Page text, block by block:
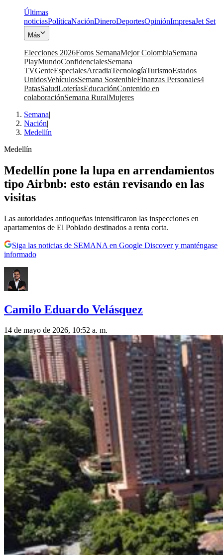
Últimas
noticiasPolíticaNaciónDineroDeportesOpiniónImpresaJet Set
Más
Elecciones 2026Foros SemanaMejor ColombiaSemana
PlayMundoConfidencialesSemana
TVGenteEspecialesArcadiaTecnologíaTurismoEstados
UnidosVehículosSemana SostenibleFinanzas Personales4
PatasSaludLoteríasEducaciónContenido en
colaboraciónSemana RuralMujeres
Semana|
Nación|
Medellín
Medellín
Medellín pone la lupa en arrendamientos
tipo Airbnb: esto están revisando en las
visitas
Las autoridades antioqueñas intensificaron las inspecciones en
apartamentos de El Poblado destinados a renta corta.
Siga las noticias de SEMANA en Google Discover y manténgase
informado
Camilo Eduardo Velásquez
14 de mayo de 2026, 10:52 a. m.